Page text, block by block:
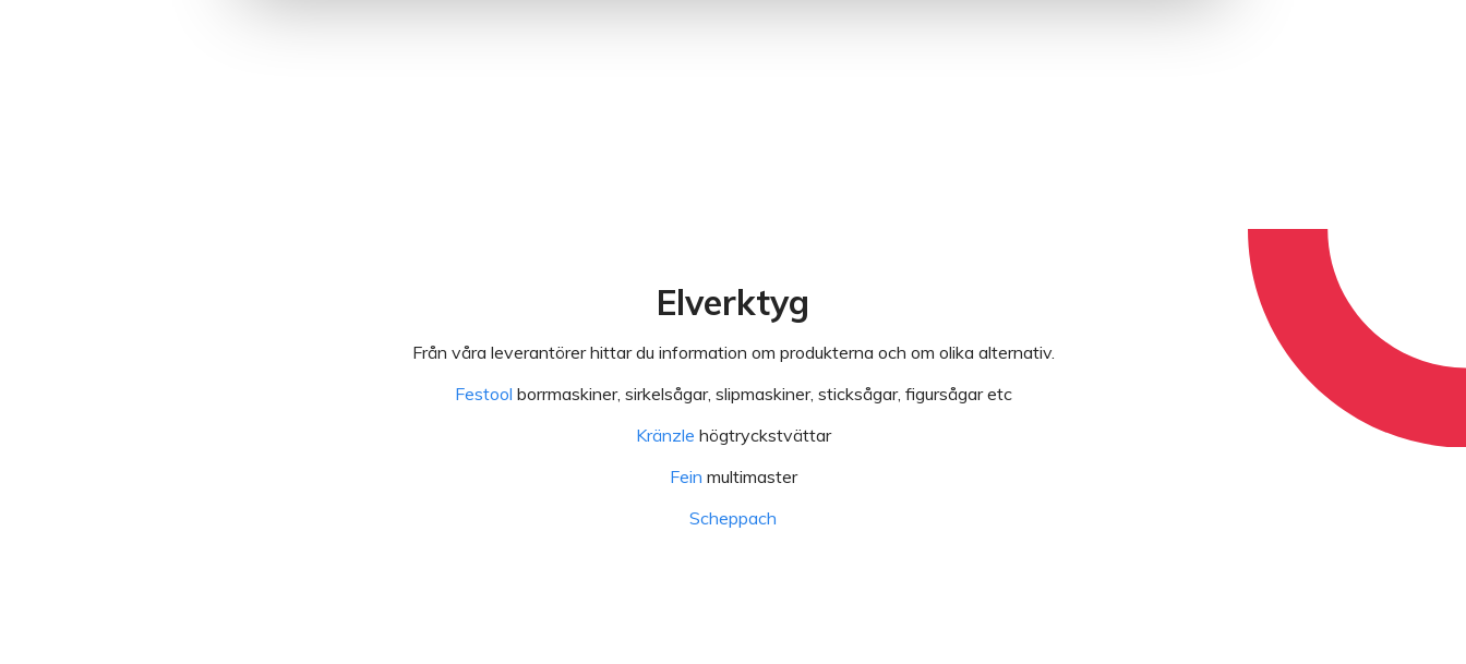
Elverktyg
Från våra leverantörer hittar du information om produkterna och om olika alternativ.
Festool borrmaskiner, sirkelsågar, slipmaskiner, sticksågar, figursågar etc
Kränzle högtryckstvättar
Fein multimaster
Scheppach